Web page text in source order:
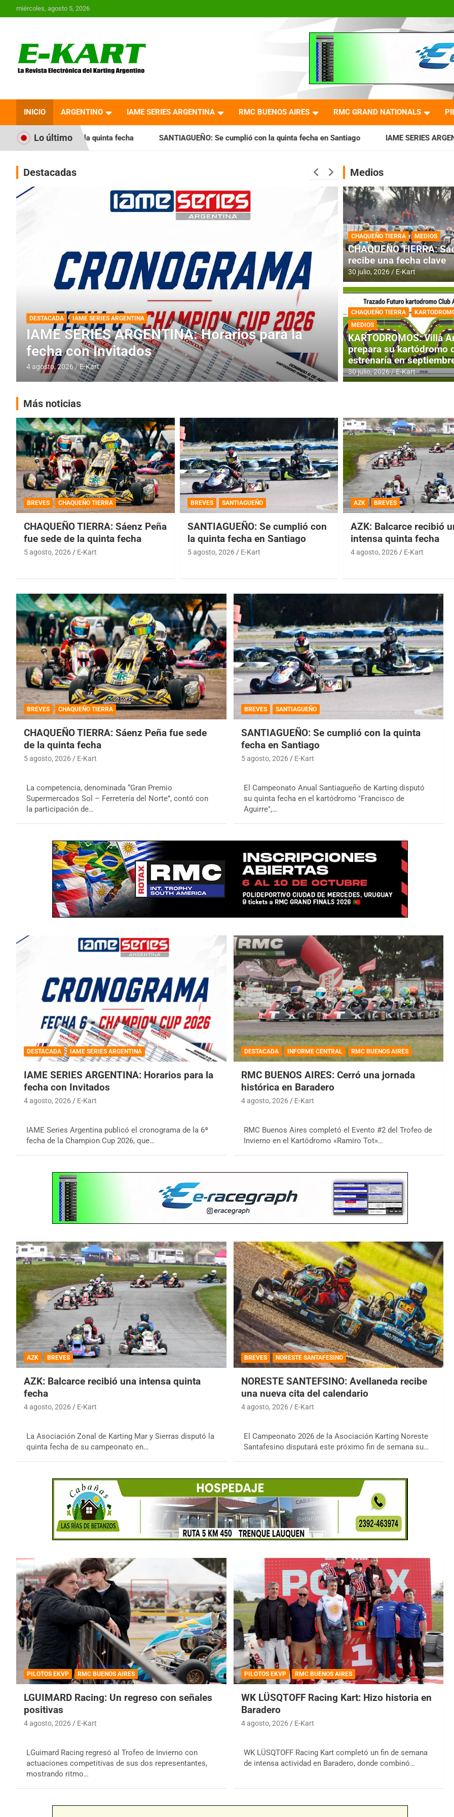
al
miércoles, agosto 5, 2026
Revista Electrónica del
Karting en Argentina
INICIO ARGENTINO IAME SERIES ARGENTINA RMC BUENOS AIRES RMC GRAND NATIONALS
Lo último
la quinta fecha SANTIAGUEÑO: Se cumplió con la quinta fecha en Santiago IAME SERIES ARGENTINA: Horarios para
Destacadas
DESTACADA INFORME CENTRAL RMC BUENOS AIRES
RMC BUENOS AIRES: Cerró una jornada
histórica en Baradero
4 agosto, 2026 E-Kart
DESTACADA IAME SERIES
IAME SERIES
fecha con
4 agosto, 2026 E-Kart
Medios
CHAQUEÑO TIERRA MEDIOS
CHAQUEÑO TIERRA:
recibe una fecha clave
30 julio, 2026 E-Kart
CHAQUEÑO TIERRA
MEDIOS
KARTODROMOS: Villa
prepara su kartódromo
estrenaría en
30 julio, 2026 E-Kart
Más noticias
BREVES CHAQUEÑO TIERRA
CHAQUEÑO TIERRA: Sáenz Peña
fue sede de la quinta fecha
5 agosto, 2026 E-Kart
BREVES SANTIAGUEÑO
SANTIAGUEÑO: Se cumplió con
la quinta fecha en Santiago
5 agosto, 2026 E-Kart
AZK BREVES
AZK: Balcarce recibió
intensa quinta fecha
4 agosto, 2026 E-Kart
BREVES CHAQUEÑO TIERRA
CHAQUEÑO TIERRA: Sáenz Peña fue sede
de la quinta fecha
5 agosto, 2026 E-Kart
La competencia, denominada “Gran Premio
Supermercados Sol – Ferretería del Norte”, contó con
la participación de…
BREVES SANTIAGUEÑO
SANTIAGUEÑO: Se cumplió con la quinta
fecha en Santiago
5 agosto, 2026 E-Kart
El Campeonato Anual Santiagueño de Karting disputó
su quinta fecha en el kartódromo "Francisco de
Aguirre",…
DESTACADA IAME SERIES ARGENTINA
IAME SERIES ARGENTINA: Horarios para la
fecha con Invitados
4 agosto, 2026 E-Kart
IAME Series Argentina publicó el cronograma de la 6ª
fecha de la Champion Cup 2026, que…
DESTACADA INFORME CENTRAL RMC BUENOS AIRES
RMC BUENOS AIRES: Cerró una jornada
histórica en Baradero
4 agosto, 2026 E-Kart
RMC Buenos Aires completó el Evento #2 del Trofeo de
Invierno en el Kartódromo «Ramiro Tot»…
AZK BREVES
AZK: Balcarce recibió una intensa quinta
fecha
4 agosto, 2026 E-Kart
La Asociación Zonal de Karting Mar y Sierras disputó la
quinta fecha de su campeonato en…
BREVES NORESTE SANTAFESINO
NORESTE SANTEFSINO: Avellaneda recibe
una nueva cita del calendario
4 agosto, 2026 E-Kart
El Campeonato 2026 de la Asociación Karting Noreste
Santafesino disputará este próximo fin de semana su…
PILOTOS EKVP RMC BUENOS AIRES
LGUIMARD Racing: Un regreso con señales
positivas
4 agosto, 2026 E-Kart
LGuimard Racing regresó al Trofeo de Invierno con
actuaciones competitivas de sus dos representantes,
mostrando ritmo…
PILOTOS EKVP RMC BUENOS AIRES
WK LÜSQTOFF Racing Kart: Hizo historia en
Baradero
4 agosto, 2026 E-Kart
WK LÜSQTOFF Racing Kart completó un fin de semana
de intensa actividad en Baradero, donde combinó…